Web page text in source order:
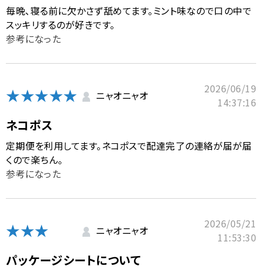
毎晩、寝る前に欠かさず舐めてます。ミント味なので口の中で
スッキリするのが好きです。
参考になった
★★★★★ ニャオニャオ
2026/06/19
14:37:16
ネコポス
定期便を利用してます。ネコポスで配達完了の連絡が届が届
くので楽ちん。
参考になった
★★★ ニャオニャオ
2026/05/21
11:53:30
パッケージシートについて